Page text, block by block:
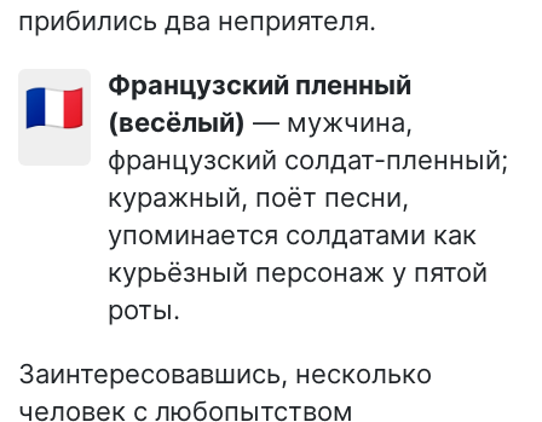
прибились два неприятеля.
🇫🇷
Французский пленный
(весёлый) — мужчина,
французский солдат-пленный;
куражный, поёт песни,
упоминается солдатами как
курьёзный персонаж у пятой
роты.
Заинтересовавшись, несколько
человек с любопытством